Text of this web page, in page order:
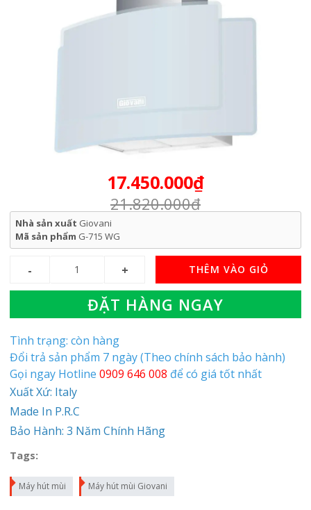
17.450.000₫
21.820.000₫
Nhà sản xuất Giovani
Mã sản phẩm G-715 WG
THÊM VÀO GIỎ
ĐẶT HÀNG NGAY
Tình trạng: còn hàng
Đổi trả sản phẩm 7 ngày (Theo chính sách bảo hành)
Gọi ngay Hotline 0909 646 008 để có giá tốt nhất
Xuất Xứ: Italy
Made In P.R.C
Bảo Hành: 3 Năm Chính Hãng
Tags:
Máy hút mùi Máy hút mùi Giovani